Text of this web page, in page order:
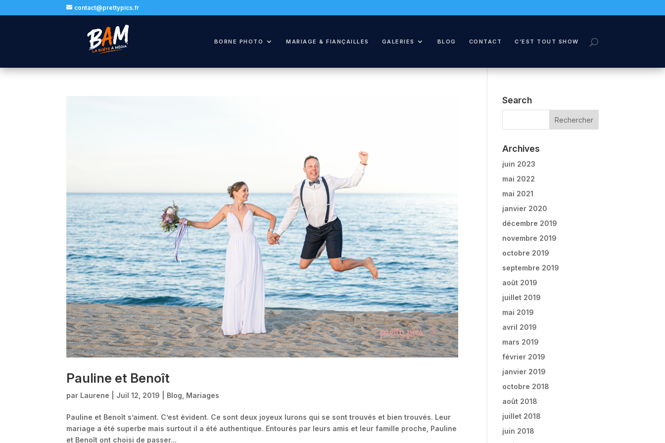
contact@prettypics.fr
BORNE PHOTO MARIAGE & FIANÇAILLES GALERIES BLOG CONTACT C’EST TOUT SHOW
Pauline et Benoît
par Laurene Juil 12, 2019 Blog Mariages
Pauline et Benoît s’aiment. C’est évident. Ce sont deux joyeux lurons qui se sont trouvés et bien trouvés. Leur
mariage a été superbe mais surtout il a été authentique. Entourés par leurs amis et leur famille proche, Pauline
et Benoît ont choisi de passer...
Search
Archives
juin 2023
mai 2022
mai 2021
janvier 2020
décembre 2019
novembre 2019
octobre 2019
septembre 2019
août 2019
juillet 2019
mai 2019
avril 2019
mars 2019
février 2019
janvier 2019
octobre 2018
août 2018
juillet 2018
juin 2018